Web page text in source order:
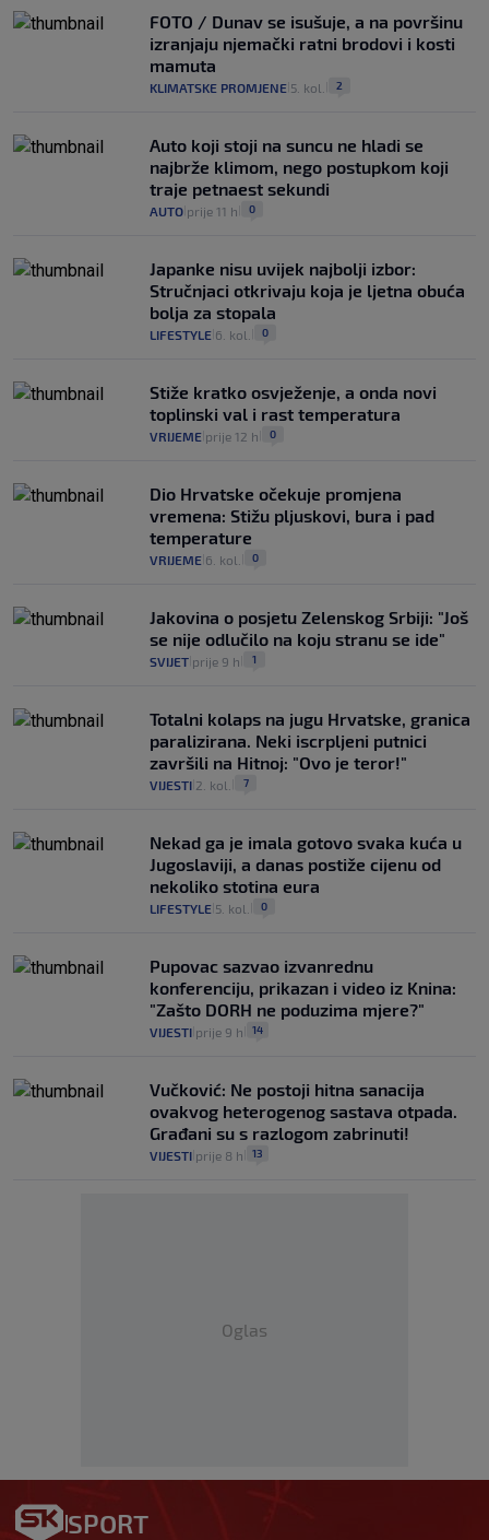
FOTO / Dunav se isušuje, a na površinu
izranjaju njemački ratni brodovi i kosti
mamuta
KLIMATSKE PROMJENE 5. kol. 2
Auto koji stoji na suncu ne hladi se
najbrže klimom, nego postupkom koji
traje petnaest sekundi
AUTO prije 11 h 0
Japanke nisu uvijek najbolji izbor:
Stručnjaci otkrivaju koja je ljetna obuća
bolja za stopala
LIFESTYLE 6. kol. 0
Stiže kratko osvježenje, a onda novi
toplinski val i rast temperatura
VRIJEME prije 12 h 0
Dio Hrvatske očekuje promjena
vremena: Stižu pljuskovi, bura i pad
temperature
VRIJEME 6. kol. 0
Jakovina o posjetu Zelenskog Srbiji: "Još
se nije odlučilo na koju stranu se ide"
SVIJET prije 9 h 1
Totalni kolaps na jugu Hrvatske, granica
paralizirana. Neki iscrpljeni putnici
završili na Hitnoj: "Ovo je teror!"
VIJESTI 2. kol. 7
Nekad ga je imala gotovo svaka kuća u
Jugoslaviji, a danas postiže cijenu od
nekoliko stotina eura
LIFESTYLE 5. kol. 0
Pupovac sazvao izvanrednu
konferenciju, prikazan i video iz Knina:
"Zašto DORH ne poduzima mjere?"
VIJESTI prije 9 h 14
Vučković: Ne postoji hitna sanacija
ovakvog heterogenog sastava otpada.
Građani su s razlogom zabrinuti!
VIJESTI prije 8 h 13
Oglas
SPORT